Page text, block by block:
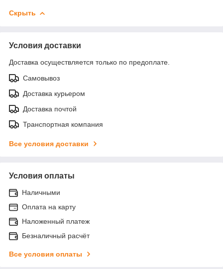
Скрыть
Условия доставки
Доставка осуществляется только по предоплате.
Самовывоз
Доставка курьером
Доставка почтой
Транспортная компания
Все условия доставки
Условия оплаты
Наличными
Оплата на карту
Наложенный платеж
Безналичный расчёт
Все условия оплаты